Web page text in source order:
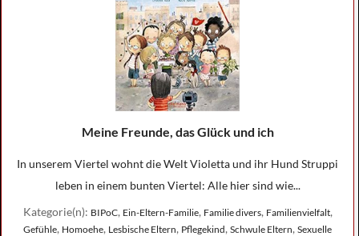
Meine Freunde, das Glück und ich
In unserem Viertel wohnt die Welt Violetta und ihr Hund Struppi
leben in einem bunten Viertel: Alle hier sind wie...
Kategorie(n): BIPoC, Ein-Eltern-Familie, Familie divers, Familienvielfalt,
Gefühle, Homoehe, Lesbische Eltern, Pflegekind, Schwule Eltern, Sexuelle